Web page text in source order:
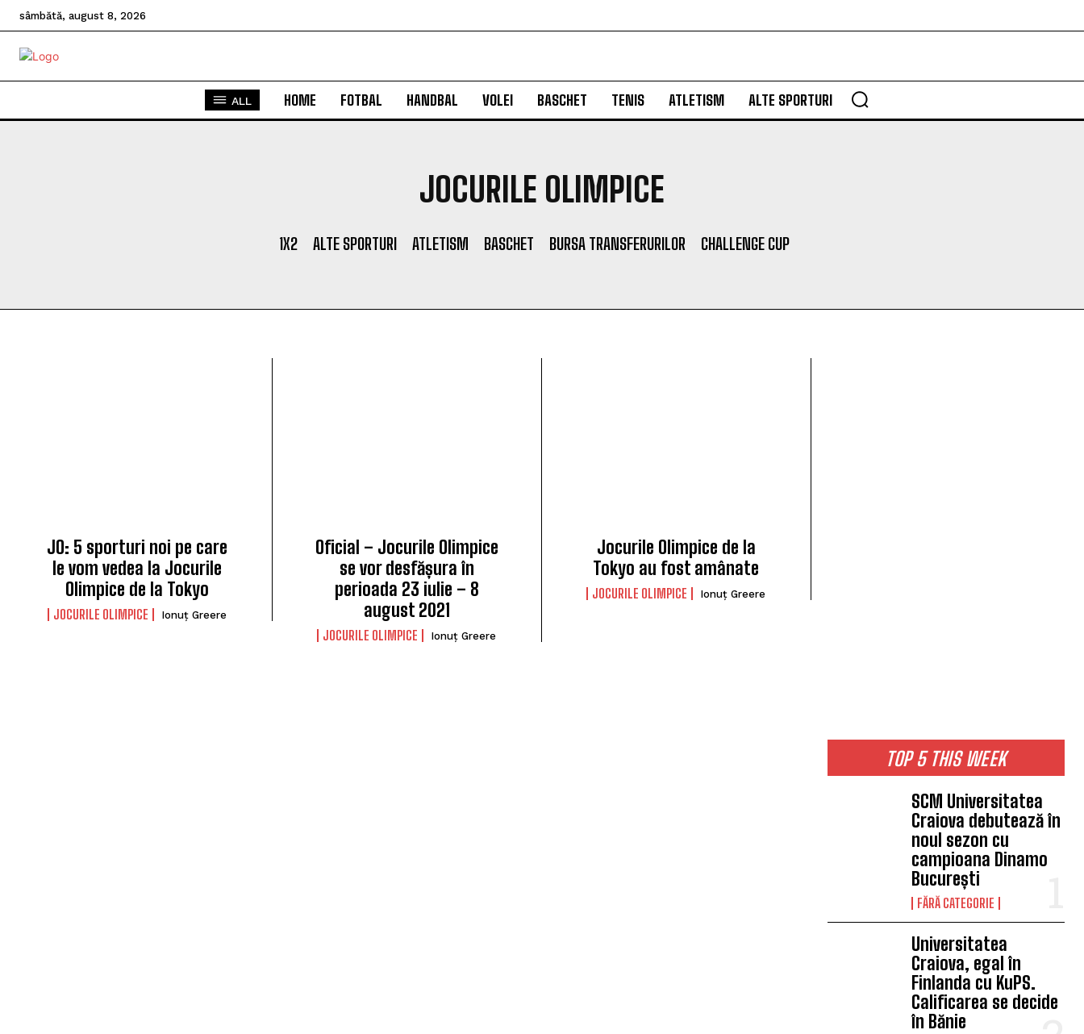
sâmbătă, august 8, 2026
ALL HOME FOTBAL HANDBAL VOLEI BASCHET TENIS ATLETISM ALTE SPORTURI
JOCURILE OLIMPICE
1X2 ALTE SPORTURI ATLETISM BASCHET BURSA TRANSFERURILOR CHALLENGE CUP
JO: 5 sporturi noi pe care
le vom vedea la Jocurile
Olimpice de la Tokyo
JOCURILE OLIMPICE Ionuț Greere
Oficial – Jocurile Olimpice
se vor desfășura în
perioada 23 iulie – 8
august 2021
JOCURILE OLIMPICE Ionuț Greere
Jocurile Olimpice de la
Tokyo au fost amânate
JOCURILE OLIMPICE Ionuț Greere
TOP 5 THIS WEEK
SCM Universitatea
Craiova debutează în
noul sezon cu
campioana Dinamo
București
FĂRĂ CATEGORIE
Universitatea
Craiova, egal în
Finlanda cu KuPS.
Calificarea se decide
în Bănie